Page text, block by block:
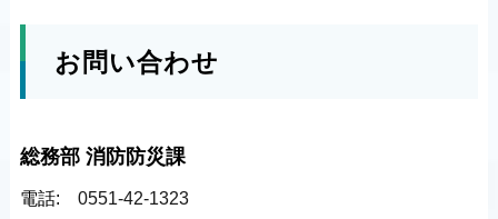
お問い合わせ
総務部 消防防災課
電話: 0551-42-1323